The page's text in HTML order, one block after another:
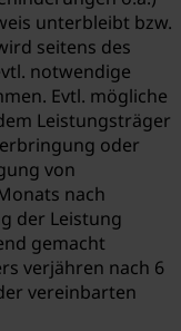
unterbleibt bzw.
seitens des
notwendige
Evtl. mögliche
Leistungsträger
oder
von
nach
der Leistung
gemacht
verjähren nach 6
vereinbarten